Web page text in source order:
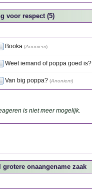
voor respect (5)
Booka (Anoniem)
Weet iemand of poppa goed is?
Van big poppa? (Anoniem)
is niet meer mogelijk.
onaangename zaak